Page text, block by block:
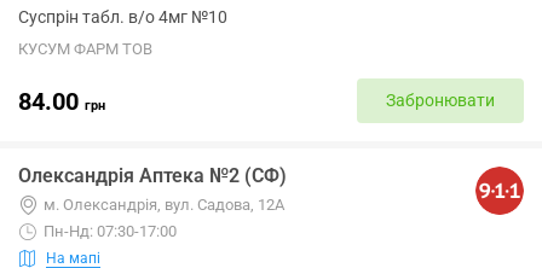
Суспрін табл. в/о 4мг №10
КУСУМ ФАРМ ТОВ
84.00 грн Забронювати
Олександрія Аптека №2 (СФ)
м. Олександрія, вул. Садова, 12А
Пн-Нд: 07:30-17:00
На мапі